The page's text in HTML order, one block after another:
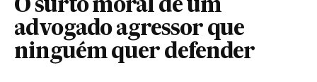
O surto moral de um
advogado agressor que
ninguém quer defender